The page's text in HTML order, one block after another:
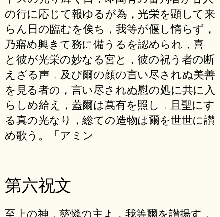
の行に応じて報ゆるが為，光栄を顕して来
らん日の臨むを俟ち，我等が偃し惰らず，
乃寤め興きて務に備うるを認められ，喜
と彼が光栄の妙なる宮と，彼の祝う者の断
えざる声，及び爾の顔の言い尽されぬ美善
を見る者の，言い尽されぬ慰の処に共に入
らしめ給え，蓋爾は萬有を照し，且聖にす
る真の光なり，総ての造物は爾を世世に讃
め歌う。「アミン」
第六祝文
至上の神，慈憐の主よ，我等爾を讃揚す，